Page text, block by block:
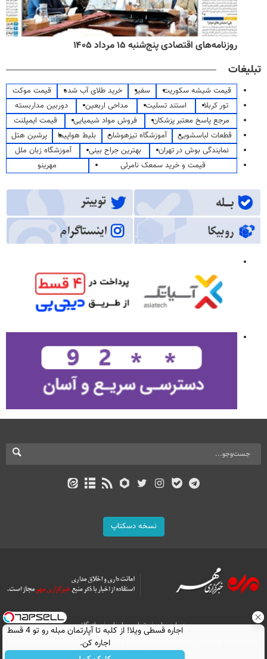
روزنامه‌های اقتصادی پنج‌شنبه ۱۵ مرداد ۱۴۰۵
تبلیغات
قیمت شیشه سکوریت سفیر خرید طلای آب شده
قیمت موکت
تور کربلا
استند تسلیت مداحی اربعین
دوربین مداربسته
مرجع پاسخ معتبر پزشکان
فروش مواد شیمیایی
قیمت ایمپلنت
قطعات لباسشویی
آموزشگاه تیزهوشان بلیط هواپیما
پرشین هتل
نمایندگی بوش در تهران
بهترین جراح بینی
آموزشگاه زبان ملل
قیمت و خرید سمعک نامرئی
مهرینو
نسخه دسکتاپ
درباره ما تماس با ما
بازرگانی
All Content by Mehr News Agency is licensed under a Creative Commons
Attribution 4.0 International License.
اجاره‌ قسطی ویلا! از کلبه تا آپارتمان مبله رو تو 4 قسط
اجاره کن.